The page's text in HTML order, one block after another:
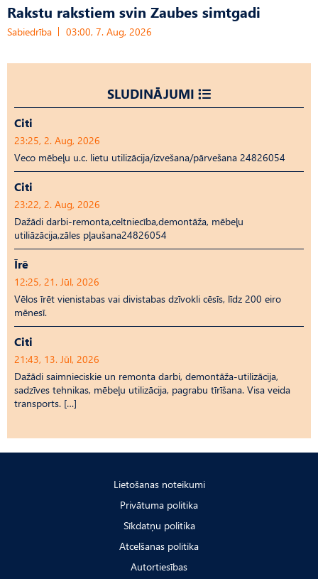
Rakstu rakstiem svin Zaubes simtgadi
Sabiedrība 03:00, 7. Aug, 2026
SLUDINĀJUMI
Citi
23:25, 2. Aug, 2026
Veco mēbeļu u.c. lietu utilizācija/izvešana/pārvešana 24826054
Citi
23:22, 2. Aug, 2026
Dažādi darbi-remonta,celtniecība,demontāža, mēbeļu
utiliāzācija,zāles pļaušana24826054
Īrē
12:25, 21. Jūl, 2026
Vēlos īrēt vienistabas vai divistabas dzīvokli cēsīs, līdz 200 eiro
mēnesī.
Citi
21:43, 13. Jūl, 2026
Dažādi saimnieciskie un remonta darbi, demontāža-utilizācija,
sadzīves tehnikas, mēbeļu utilizācija, pagrabu tīrīšana. Visa veida
transports. […]
Lietošanas noteikumi
Privātuma politika
Sīkdatņu politika
Atcelšanas politika
Autortiesības